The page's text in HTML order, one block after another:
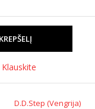
Klauskite
D.D.Step (Vengrija)